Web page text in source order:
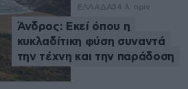
ΕΛΛΑΔΑ34 λ. πριν
Άνδρος: Εκεί όπου η
κυκλαδίτικη φύση συναντά
την τέχνη και την παράδοση